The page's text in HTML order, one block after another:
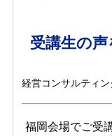
受講生の
経営コンサルティ
福岡会場でご受